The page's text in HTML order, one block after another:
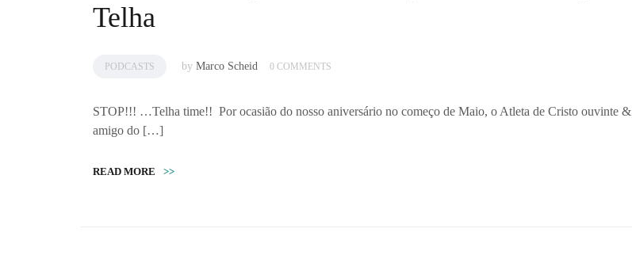
Telha
PODCASTS by Marco Scheid 0 COMMENTS
STOP!!! …Telha time!! Por ocasião do nosso aniversário no começo de Maio, o Atleta de Cristo ouvinte &
amigo do […]
READ MORE >>